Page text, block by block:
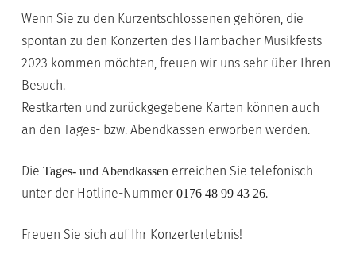
Wenn Sie zu den Kurzentschlossenen gehören, die
spontan zu den Konzerten des Hambacher Musikfests
2023 kommen möchten, freuen wir uns sehr über Ihren
Besuch.
Restkarten und zurückgegebene Karten können auch
an den Tages- bzw. Abendkassen erworben werden.
Die Tages- und Abendkassenerreichen Sie telefonisch
unter der Hotline-Nummer 0176 48 99 43 26.
Freuen Sie sich auf Ihr Konzerterlebnis!